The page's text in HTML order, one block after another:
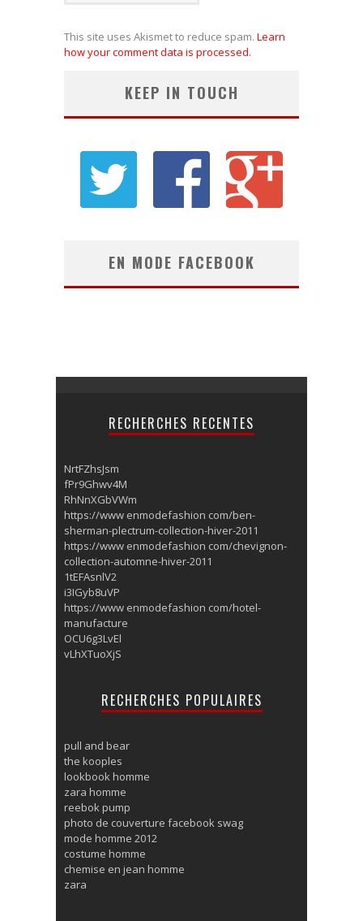
This site uses Akismet to reduce spam. Learn
how your comment data is processed.
KEEP IN TOUCH
EN MODE FACEBOOK
RECHERCHES RECENTES
NrtFZhsJsm
fPr9Ghwv4M
RhNnXGbVWm
https://www enmodefashion com/ben-
sherman-plectrum-collection-hiver-2011
https://www enmodefashion com/chevignon-
collection-automne-hiver-2011
1tEFAsnlV2
i3IGyb8uVP
https://www enmodefashion com/hotel-
manufacture
OCU6g3LvEl
vLhXTuoXjS
RECHERCHES POPULAIRES
pull and bear
the kooples
lookbook homme
zara homme
reebok pump
photo de couverture facebook swag
mode homme 2012
costume homme
chemise en jean homme
zara